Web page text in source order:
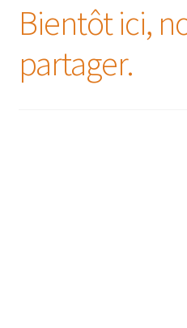
Bientôt ici,
partager.